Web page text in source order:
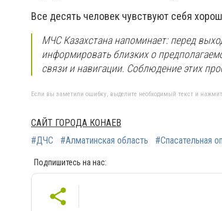
Все десять человек чувствуют себя
МЧС Казахстана напоминает: перед
информировать близких о
связи и навигации. Соблюдение этих
Если вы заметили ошибку, выделите необходимый текст и
САЙТ ГОРОДА КОНАЕВ
#ДЧС
#Алматинская область #Спасательная
Подпишитесь на нас: